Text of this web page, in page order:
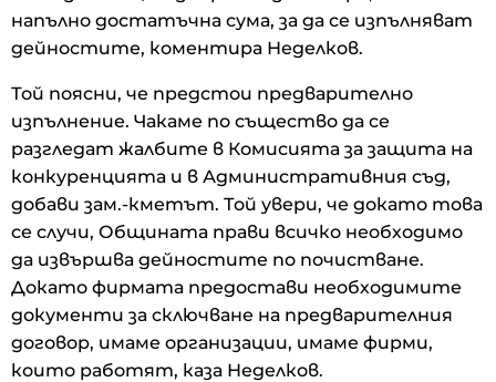
напълно достатъчна сума, за да се изпълняват
дейностите, коментира Неделков.
Той поясни, че предстои предварително
изпълнение. Чакаме по същество да се
разгледат жалбите в Комисията за защита на
конкуренцията и в Административния съд,
добави зам.-кметът. Той увери, че докато това
се случи, Общината прави всичко необходимо
да извършва дейностите по почистване.
Докато фирмата предостави необходимите
документи за сключване на предварителния
договор, имаме организации, имаме фирми,
които работят, каза Неделков.